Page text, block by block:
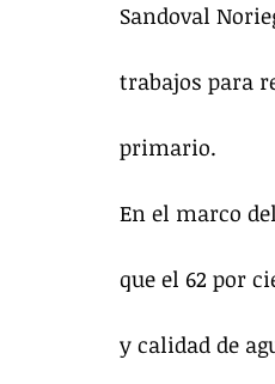
Sandoval
trabajos para
primario.
En el marco
que el 62 por
y calidad de